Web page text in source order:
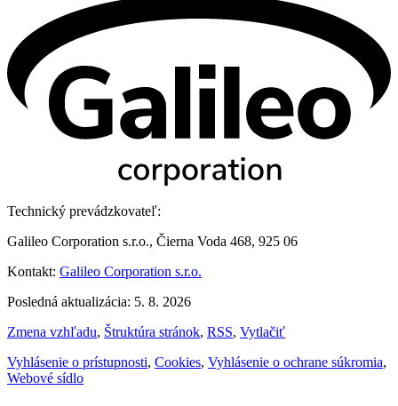
Technický prevádzkovateľ:
Galileo Corporation s.r.o., Čierna Voda 468, 925 06
Kontakt: Galileo Corporation s.r.o.
Posledná aktualizácia: 5. 8. 2026
Zmena vzhľadu, Štruktúra stránok, RSS, Vytlačiť
Vyhlásenie o prístupnosti, Cookies, Vyhlásenie o ochrane súkromia,
Webové sídlo